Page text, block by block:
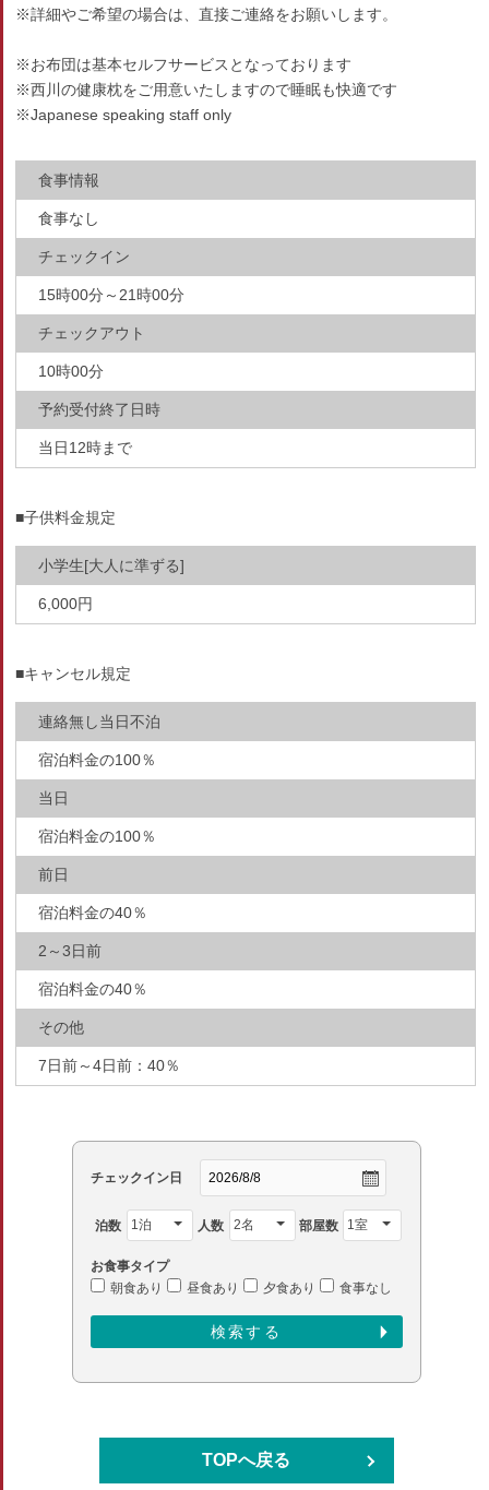
※詳細やご希望の場合は、直接ご連絡をお願いします。
※お布団は基本セルフサービスとなっております
※西川の健康枕をご用意いたしますので睡眠も快適です
※Japanese speaking staff only
食事情報
食事なし
チェックイン
15時00分～21時00分
チェックアウト
10時00分
予約受付終了日時
当日12時まで
■子供料金規定
小学生[大人に準ずる]
6,000円
■キャンセル規定
連絡無し当日不泊
宿泊料金の100％
当日
宿泊料金の100％
前日
宿泊料金の40％
2～3日前
宿泊料金の40％
その他
7日前～4日前：40％
チェックイン日
泊数 人数 部屋数
お食事タイプ
朝食あり
昼食あり 夕食あり 食事なし
TOPへ戻る